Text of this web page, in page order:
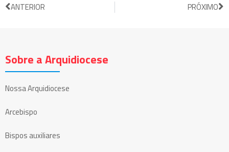
ANTERIOR PRÓXIMO
Sobre a Arquidiocese
Nossa Arquidiocese
Arcebispo
Bispos auxiliares